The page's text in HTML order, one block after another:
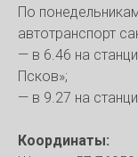
По
автотранспорт
— в 6.46 на
Псков»;
— в 9.27 на
Координаты: